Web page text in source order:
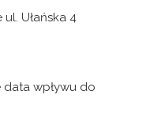
Ułańska 4
data wpływu do